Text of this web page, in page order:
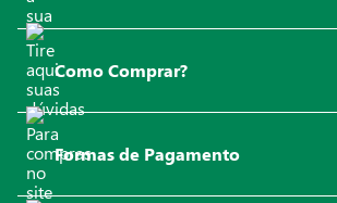
Como Comprar?
Formas de Pagamento